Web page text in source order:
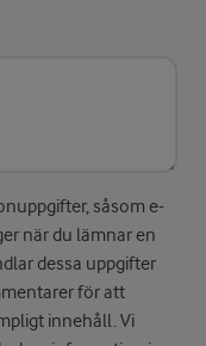
såsom e-
när du lämnar en
dessa uppgifter
för att
innehåll. Vi